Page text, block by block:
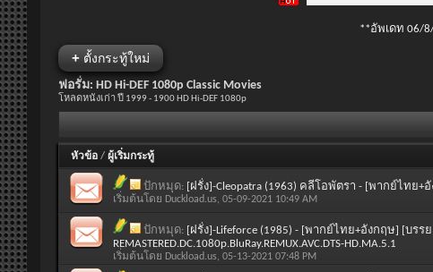
**อัพเดท 06/
+ ตั้งกระทู้ใหม่
ฟอรั่ม: HD Hi-DEF 1080p Classic Movies
โหลดหนังเก่า ปี 1999 - 1900 HD Hi-DEF 1080p
หัวข้อ / ผู้เริ่มกระทู้
ปักหมุด: [ฝรั่ง]-Cleopatra (1963) คลีโอพัตรา - [พากย์ไทย+
เริ่มต้นโดย Duckload.us, 05-09-2021 10:49 AM
ปักหมุด: [ฝรั่ง]-Lifeforce (1985) - [พากย์ไทย+อังกฤษ] [บรร
REMASTERED.DC.1080p.BluRay.REMUX.AVC.DTS-HD.MA.5.1
เริ่มต้นโดย Duckload.us, 05-13-2021 07:48 PM